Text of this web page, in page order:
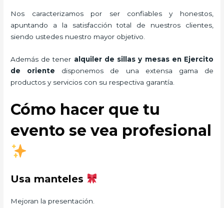
Nos caracterizamos por ser confiables y honestos,
apuntando a la satisfacción total de nuestros clientes,
siendo ustedes nuestro mayor objetivo.
Además de tener alquiler de sillas y mesas en Ejercito
de oriente disponemos de una extensa gama de
productos y servicios con su respectiva garantía.
Cómo hacer que tu
evento se vea profesional
Usa manteles
Mejoran la presentación.